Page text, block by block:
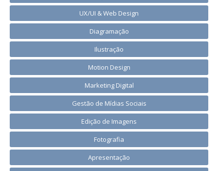
UX/UI & Web Design
Diagramação
Ilustração
Motion Design
Marketing Digital
Gestão de Mídias Sociais
Edição de Imagens
Fotografia
Apresentação